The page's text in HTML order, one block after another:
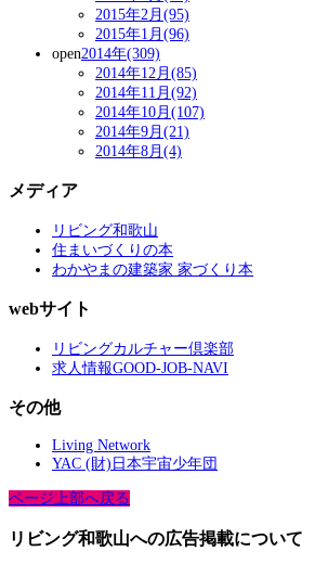
2015年2月(95)
2015年1月(96)
open2014年(309)
2014年12月(85)
2014年11月(92)
2014年10月(107)
2014年9月(21)
2014年8月(4)
メディア
リビング和歌山
住まいづくりの本
わかやまの建築家 家づくり本
webサイト
リビングカルチャー倶楽部
求人情報GOOD-JOB-NAVI
その他
Living Network
YAC (財)日本宇宙少年団
ページ上部へ戻る
リビング和歌山への広告掲載について